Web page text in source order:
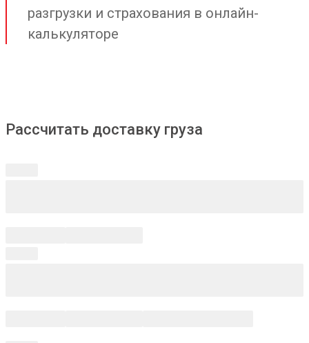
разгрузки и страхования в онлайн-
калькуляторе
Рассчитать доставку груза